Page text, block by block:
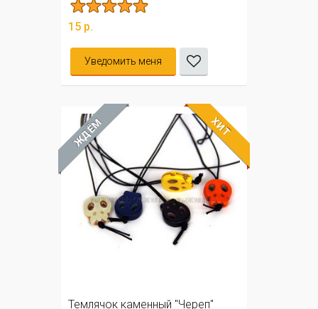
15 р.
Уведомить меня
ЖДЁМ ХИТ
Темлячок каменный "Череп"